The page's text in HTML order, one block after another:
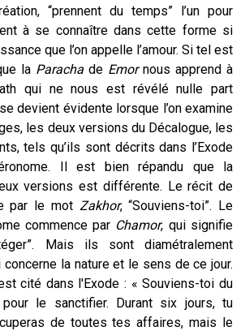
“prennent du temps” l’un pour
à se connaître dans cette forme si
que l’on appelle l’amour. Si tel est
la Paracha de Emornous apprend à
qui ne nous est révélé nulle part
devient évidente lorsque l’on examine
les deux versions du Décalogue, les
tels qu’ils sont décrits dans l’Exode
Il est bien répandu que la
versions est différente. Le récit de
par le mot Zakhor, “Souviens-toi”. Le
commence par Chamor, qui signifie
Mais ils sont diamétralement
la nature et le sens de ce jour.
cité dans l'Exode : «Souviens-toi du
pour le sanctifier. Durant six jours, tu
de toutes tes affaires, mais le